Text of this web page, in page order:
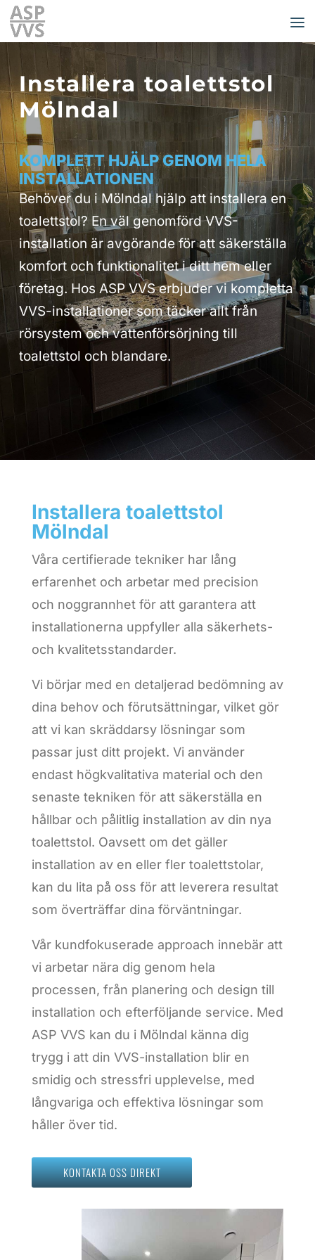
Installera toalettstol
Mölndal
KOMPLETT HJÄLP GENOM HELA
INSTALLATIONEN
Behöver du i Mölndal hjälp att installera en
toalettstol? En väl genomförd VVS-
installation är avgörande för att säkerställa
komfort och funktionalitet i ditt hem eller
företag. Hos ASP VVS erbjuder vi kompletta
VVS-installationer som täcker allt från
rörsystem och vattenförsörjning till
toalettstol och blandare.
Installera toalettstol
Mölndal
Våra certifierade tekniker har lång
erfarenhet och arbetar med precision
och noggrannhet för att garantera att
installationerna uppfyller alla säkerhets-
och kvalitetsstandarder.
Vi börjar med en detaljerad bedömning av
dina behov och förutsättningar, vilket gör
att vi kan skräddarsy lösningar som
passar just ditt projekt. Vi använder
endast högkvalitativa material och den
senaste tekniken för att säkerställa en
hållbar och pålitlig installation av din nya
toalettstol. Oavsett om det gäller
installation av en eller fler toalettstolar,
kan du lita på oss för att leverera resultat
som överträffar dina förväntningar.
Vår kundfokuserade approach innebär att
vi arbetar nära dig genom hela
processen, från planering och design till
installation och efterföljande service. Med
ASP VVS kan du i Mölndal känna dig
trygg i att din VVS-installation blir en
smidig och stressfri upplevelse, med
långvariga och effektiva lösningar som
håller över tid.
KONTAKTA OSS DIREKT